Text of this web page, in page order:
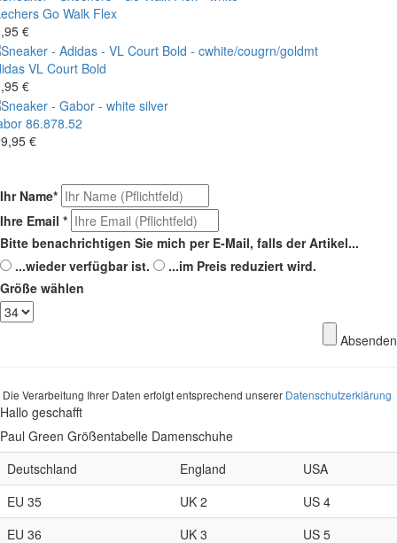
Go Walk Flex
€
VL Court Bold
€
86.878.52
€
Ihr Name*
Ihre Email *
Bitte benachrichtigen Sie mich per E-Mail, falls der Artikel...
...wieder verfügbar ist.
...im Preis reduziert wird.
Größe wählen
Absenden
Die Verarbeitung Ihrer Daten erfolgt entsprechend unserer Datenschutzerklärung
Hallo geschafft
Paul Green Größentabelle Damenschuhe
Deutschland
England
USA
EU 35
UK 2
US 4
EU 36
UK 3
US 5